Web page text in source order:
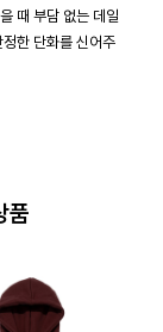
때 부담 없는 데일
한 단화를 신어주
품